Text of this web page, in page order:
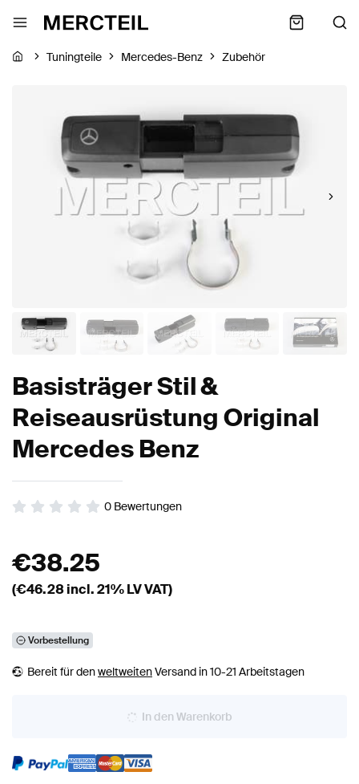
Tuningteile Mercedes-Benz Zubehör
Basisträger Stil &
Reiseausrüstung Original
Mercedes Benz
0 Bewertungen
€38.25
(€46.28incl. 21% LV VAT)
Vorbestellung
Bereit für denweltweitenVersand in 10-21 Arbeitstagen
In den Warenkorb